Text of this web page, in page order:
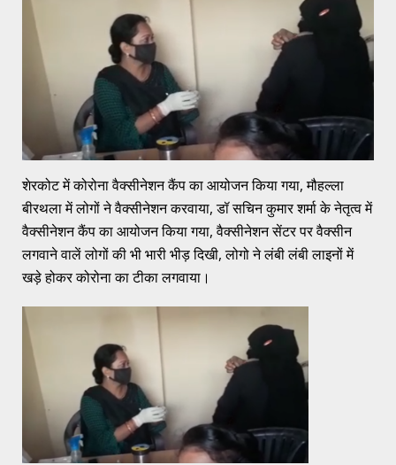
शेरकोट में कोरोना वैक्सीनेशन कैंप का आयोजन किया गया, मौहल्ला
बीरथला में लोगों ने वैक्सीनेशन करवाया, डॉ सचिन कुमार शर्मा के नेतृत्व में
वैक्सीनेशन कैंप का आयोजन किया गया, वैक्सीनेशन सेंटर पर वैक्सीन
लगवाने वालें लोगों की भी भारी भीड़ दिखी, लोगो ने लंबी लंबी लाइनों में
खड़े होकर कोरोना का टीका लगवाया।